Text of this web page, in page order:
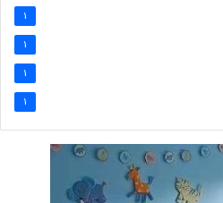
1
1
1
1